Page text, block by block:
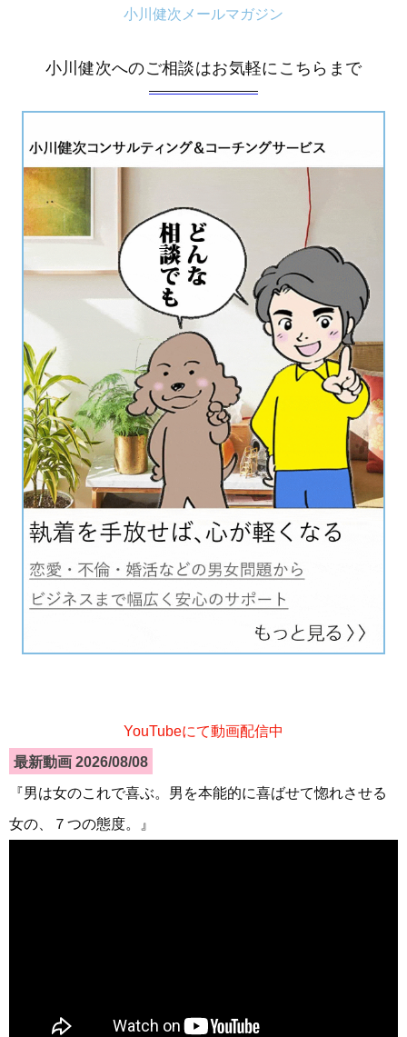
小川健次メールマガジン
小川健次へのご相談はお気軽にこちらまで
YouTubeにて動画配信中
最新動画 2026/08/08
『男は女のこれで喜ぶ。男を本能的に喜ばせて惚れさせる
女の、７つの態度。』